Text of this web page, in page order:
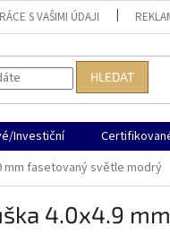
S VAŠIMI ÚDAJI
HLEDAT
Investiční
mm fasetovaný světle modrý
4.0x4.9